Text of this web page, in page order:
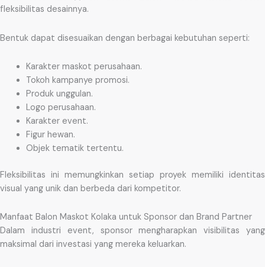
fleksibilitas desainnya.
Bentuk dapat disesuaikan dengan berbagai kebutuhan seperti:
Karakter maskot perusahaan.
Tokoh kampanye promosi.
Produk unggulan.
Logo perusahaan.
Karakter event.
Figur hewan.
Objek tematik tertentu.
Fleksibilitas ini memungkinkan setiap proyek memiliki identitas
visual yang unik dan berbeda dari kompetitor.
Manfaat Balon Maskot Kolaka untuk Sponsor dan Brand Partner
Dalam industri event, sponsor mengharapkan visibilitas yang
maksimal dari investasi yang mereka keluarkan.